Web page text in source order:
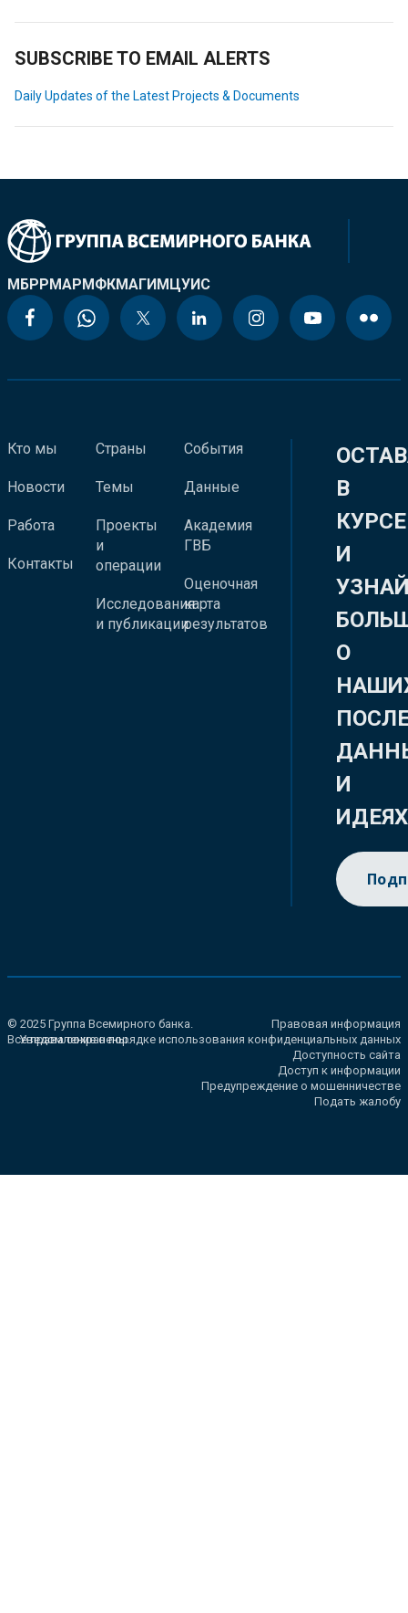
SUBSCRIBE TO EMAIL ALERTS
Daily Updates of the Latest Projects & Documents
МБРРМАРМФКМАГИМЦУИС
Кто мы
Новости
Работа
Контакты
Страны
Темы
Проекты
и
операции
Исследования
и публикации
События
Данные
Академия
ГВБ
Оценочная
карта
результатов
В
КУРСЕ
И
О
И
ИДЕЯХ
© 2025 Группа Всемирного банка.
Все права сохранены.
Правовая информация
Уведомление о порядке использования конфиденциальных данных
Доступность сайта
Доступ к информации
Предупреждение о мошенничестве
Подать жалобу